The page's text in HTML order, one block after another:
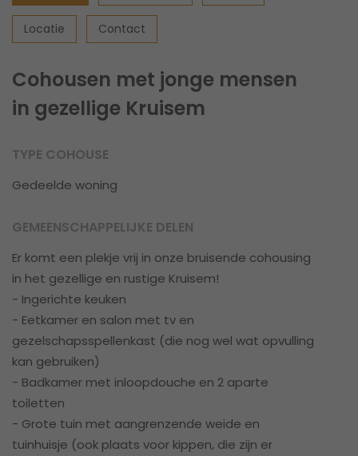
Locatie Contact
Cohousen met jonge mensen
in gezellige Kruisem
TYPE COHOUSE
Gedeelde woning
GEMEENSCHAPPELIJKE DELEN
Er komt een plekje vrij in onze bruisende cohousing
in het gezellige en rustige Kruisem!
- Ingerichte keuken
- Eetkamer en salon met tv en
gezelschapsspellenkast (die nog wel wat opvulling
kan gebruiken)
- Badkamer met inloopdouche en 2 aparte
toiletten
- Grote tuin met aangrenzende weide en
tuinhuisje (ook plaats voor kippen, die zijn er